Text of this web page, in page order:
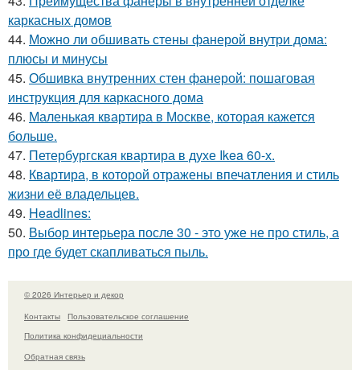
каркасных домов
44. Можно ли обшивать стены фанерой внутри дома:
плюсы и минусы
45. Обшивка внутренних стен фанерой: пошаговая
инструкция для каркасного дома
46. Маленькая квартира в Москве, которая кажется
больше.
47. Петербургская квартира в духе Ikea 60-х.
48. Квартира, в которой отражены впечатления и стиль
жизни её владельцев.
49. Headlines:
50. Выбор интерьера после 30 - это уже не про стиль, а
про где будет скапливаться пыль.
© 2026 Интерьер и декор
Контакты
Пользовательское соглашение
Политика конфидециальности
Обратная связь